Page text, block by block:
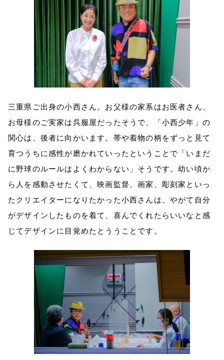
三重県ご出身の小西さん。お父様の家系はお医者さん、
お母様のご実家は呉服屋だったそうで、「小西少年」の
関心は、後者に向かいます。帯や着物の柄をずっと見て
育つうちに感性が磨かれていったということで「いまだ
に野球のルールはよくわからない」そうです。幼い頃か
ら人を感動させたくて、映画監督、画家、彫刻家といっ
たクリエイターになりたかった小西さんは、やがて自分
がデザインしたものを着て、喜んでくれたらいいなと感
じてデザインに目覚めたとううことです。